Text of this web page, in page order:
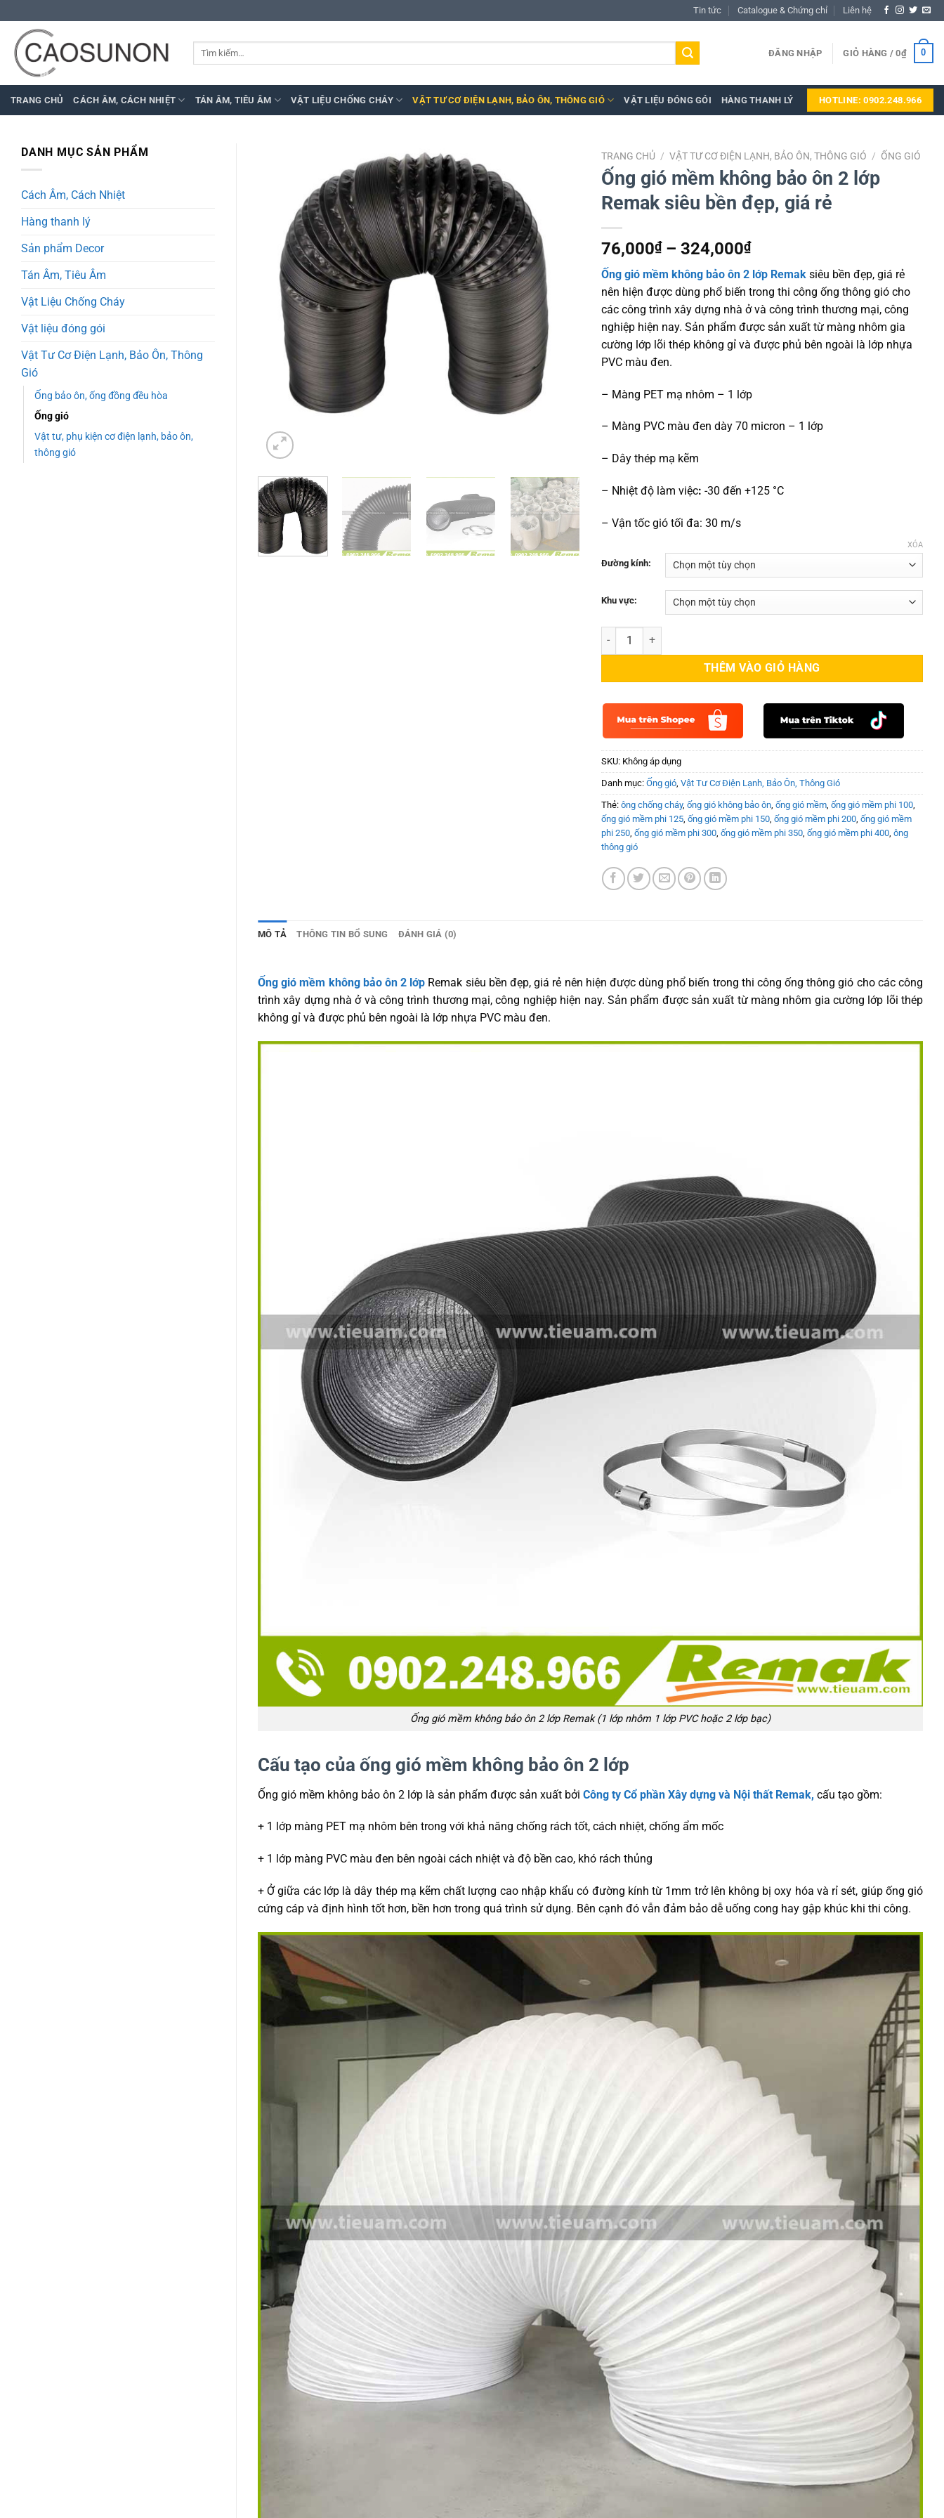
qua
dung
Tin tức Catalogue & Chứng chỉ Liên hệ
ĐĂNG NHẬP GIỎ HÀNG /0₫ 0
TRANG CHỦ CÁCH ÂM, CÁCH NHIỆT TÁN ÂM, TIÊU ÂM VẬT LIỆU CHỐNG CHÁY VẬT TƯ CƠ ĐIỆN LẠNH, BẢO ÔN, THÔNG GIÓ VẬT LIỆU ĐÓNG GÓI HÀNG THANH LÝ HOTLINE: 0902.248.966
DANH MỤC SẢN PHẨM
Cách Âm, Cách Nhiệt
Hàng thanh lý
Sản phẩm Decor
Tán Âm, Tiêu Âm
Vật Liệu Chống Cháy
Vật liệu đóng gói
Vật Tư Cơ Điện Lạnh, Bảo Ôn, Thông
Gió
Ống bảo ôn, ống đồng đều hòa
Ống gió
Vật tư, phụ kiện cơ điện lạnh, bảo ôn,
thông gió
TRANG CHỦ / VẬT TƯ CƠ ĐIỆN LẠNH, BẢO ÔN, THÔNG GIÓ / ỐNG GIÓ
Ống gió mềm không bảo ôn 2 lớp
Remak siêu bền đẹp, giá rẻ
76,000₫ – 324,000₫Khoảng
giá:
từ
76,000₫
đến
324,000₫
Ống gió mềm không bảo ôn 2 lớp Remaksiêu bền đẹp, giá rẻ
nên hiện được dùng phổ biến trong thi công ống thông gió cho
các công trình xây dựng nhà ở và công trình thương mại, công
nghiệp hiện nay. Sản phẩm được sản xuất từ màng nhôm gia
cường lớp lõi thép không gỉ và được phủ bên ngoài là lớp nhựa
PVC màu đen.
– Màng PET mạ nhôm – 1 lớp
– Màng PVC màu đen dày 70 micron – 1 lớp
– Dây thép mạ kẽm
– Nhiệt độ làm việc: -30 đến +125 °C
– Vận tốc gió tối đa: 30 m/s
Đường kính:
Khu vực:
XÓA
Ống gió mềm không bảo ôn 2 lớp Remak siêu bền đẹp, giá rẻ số lượng
THÊM VÀO GIỎ HÀNG
SKU: Không áp dụng
Danh mục: Ống gió, Vật Tư Cơ Điện Lạnh, Bảo Ôn, Thông Gió
Thẻ: ông chống cháy, ống gió không bảo ôn, ống gió mềm, ống gió mềm phi 100,
ống gió mềm phi 125, ống gió mềm phi 150, ống gió mềm phi 200, ống gió mềm
phi 250, ống gió mềm phi 300, ống gió mềm phi 350, ống gió mềm phi 400, ông
thông gió
MÔ TẢ THÔNG TIN BỔ SUNG ĐÁNH GIÁ (0)
Ống gió mềm không bảo ôn 2 lớp Remak siêu bền đẹp, giá rẻ nên hiện được dùng phổ biến trong thi công ống thông gió cho các công
trình xây dựng nhà ở và công trình thương mại, công nghiệp hiện nay. Sản phẩm được sản xuất từ màng nhôm gia cường lớp lõi thép
không gỉ và được phủ bên ngoài là lớp nhựa PVC màu đen.
Ống gió mềm không bảo ôn 2 lớp Remak (1 lớp nhôm 1 lớp PVC hoặc 2 lớp bạc)
Cấu tạo của ống gió mềm không bảo ôn 2 lớp
Ống gió mềm không bảo ôn 2 lớp là sản phẩm được sản xuất bởi Công ty Cổ phần Xây dựng và Nội thất Remak, cấu tạo gồm:
+ 1 lớp màng PET mạ nhôm bên trong với khả năng chống rách tốt, cách nhiệt, chống ẩm mốc
+ 1 lớp màng PVC màu đen bên ngoài cách nhiệt và độ bền cao, khó rách thủng
+ Ở giữa các lớp là dây thép mạ kẽm chất lượng cao nhập khẩu có đường kính từ 1mm trở lên không bị oxy hóa và rỉ sét, giúp ống gió
cứng cáp và định hình tốt hơn, bền hơn trong quá trình sử dụng. Bên cạnh đó vẫn đảm bảo dễ uống cong hay gập khúc khi thi công.